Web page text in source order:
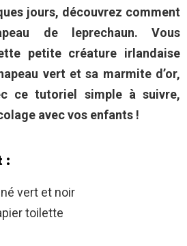
jours, découvrez comment
de leprechaun. Vous
petite créature irlandaise
vert et sa marmite d’or,
ce tutoriel simple à suivre,
avec vos enfants !
:
vert et noir
toilette